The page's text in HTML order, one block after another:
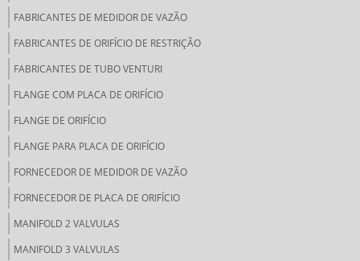
FABRICANTES DE MEDIDOR DE VAZÃO
FABRICANTES DE ORIFÍCIO DE RESTRIÇÃO
FABRICANTES DE TUBO VENTURI
FLANGE COM PLACA DE ORIFÍCIO
FLANGE DE ORIFÍCIO
FLANGE PARA PLACA DE ORIFÍCIO
FORNECEDOR DE MEDIDOR DE VAZÃO
FORNECEDOR DE PLACA DE ORIFÍCIO
MANIFOLD 2 VALVULAS
MANIFOLD 3 VALVULAS